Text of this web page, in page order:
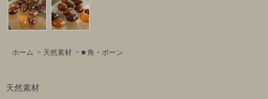
ホーム > 天然素材 > ■ 角・ボーン
天然素材